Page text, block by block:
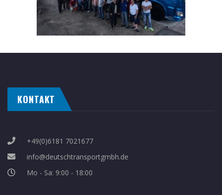
KONTAKT
+49(0)6181 7021677
info@deutschtransportgmbh.de
Mo - Sa: 9:00 - 18:00